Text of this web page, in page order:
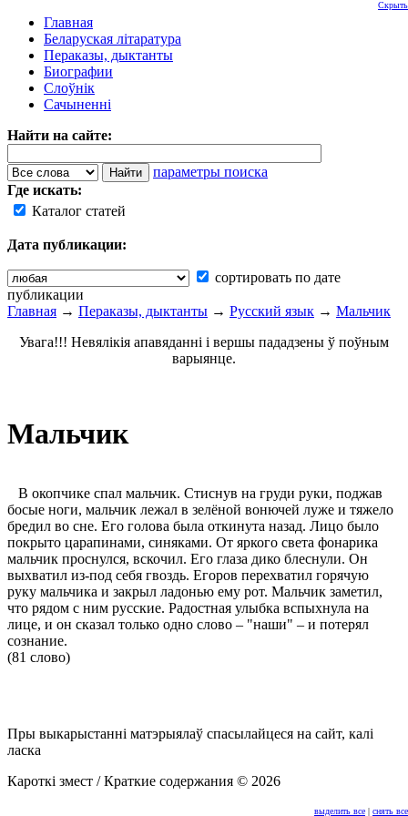
Главная
Беларуская літаратура
Пераказы, дыктанты
Биографии
Слоўнік
Сачыненні
Найти на сайте:
параметры поиска
Где искать:
Каталог статей
Дата публикации:
сортировать по дате
публикации
Скрыть
выделить все | снять все
Главная → Пераказы, дыктанты → Русский язык → Мальчик
Увага!!! Невялікія апавяданні і вершы пададзены ў поўным
варыянце.
Мальчик
В окопчике спал мальчик. Стиснув на груди руки, поджав
босые ноги, мальчик лежал в зелёной вонючей луже и тяжело
бредил во сне. Его голова была откинута назад. Лицо было
покрыто царапинами, синяками. От яркого света фонарика
мальчик проснулся, вскочил. Его глаза дико блеснули. Он
выхватил из-под себя гвоздь. Егоров перехватил горячую
руку мальчика и закрыл ладонью ему рот. Мальчик заметил,
что рядом с ним русские. Радостная улыбка вспыхнула на
лице, и он сказал только одно слово – "наши" – и потерял
сознание.
(81 слово)
Пры выкарыстанні матэрыялаў спасылайцеся на сайт, калі
ласка
Кароткі змест / Краткие содержания © 2026